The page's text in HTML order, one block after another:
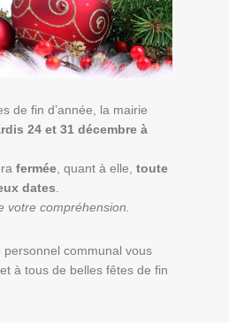
de fin d’année, la mairie
24 et 31 décembre à
fermée , quant à elle, toute
dates
votre compréhension.
personnel communal vous
à tous de belles fêtes de fin